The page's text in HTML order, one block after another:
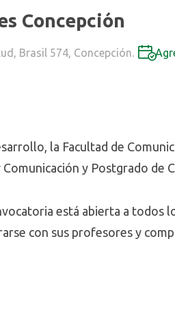
Concepción
Brasil 574, Concepción.
la Facultad de
y Postgrado de
está abierta a todos
con sus profesores y